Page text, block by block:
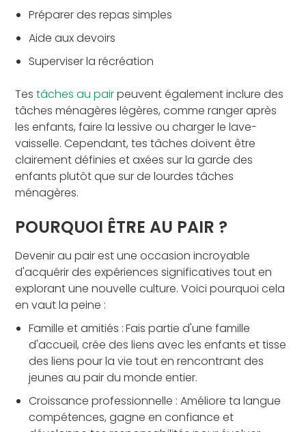
Préparer des repas simples
Aide aux devoirs
Superviser la récréation
Testâches au pairpeuvent également inclure des
tâches ménagères légères, comme ranger après
les enfants, faire la lessive ou charger le lave-
vaisselle. Cependant, tes tâches doivent être
clairement définies et axées sur la garde des
enfants plutôt que sur de lourdes tâches
ménagères.
POURQUOI ÊTRE AU PAIR ?
Devenir au pair est une occasion incroyable
d'acquérir des expériences significatives tout en
explorant une nouvelle culture. Voici pourquoi cela
en vaut la peine :
Famille et amitiés :Fais partie d'une famille
d'accueil, crée des liens avec les enfants et tisse
des liens pour la vie tout en rencontrant des
jeunes au pair du monde entier.
Croissance professionnelle : Améliore ta langue
compétences, gagne en confiance et